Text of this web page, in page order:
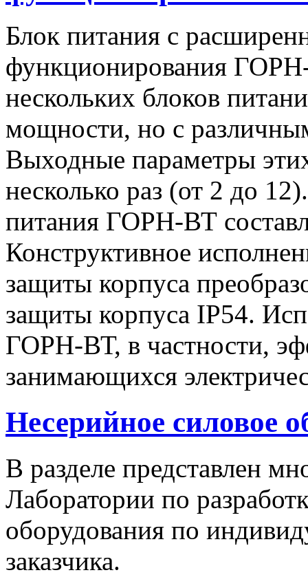
Блок питания с
функционирования
нескольких блоков
мощности, но с
Выходные параметры
несколько раз (от 2 до
питания ГОРН-ВТ
Конструктивное
защиты корпуса
защиты корпуса IP54.
ГОРН-ВТ, в частности,
занимающихся
Несерийное силовое
В разделе представлен
Лаборатории по
оборудования по
заказчика.